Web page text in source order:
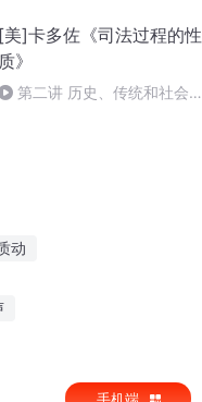
[美]卡多佐《司法过程的性
质》
第二讲 历史、传统和社会学
动